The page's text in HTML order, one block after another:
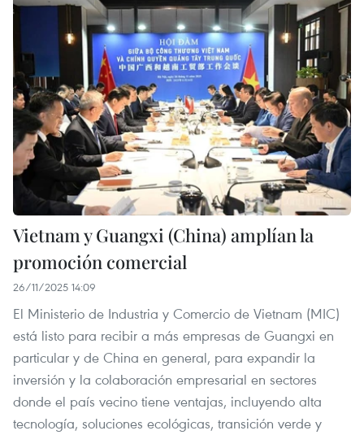
Vietnam y Guangxi (China) amplían la
promoción comercial
26/11/2025 14:09
El Ministerio de Industria y Comercio de Vietnam (MIC)
está listo para recibir a más empresas de Guangxi en
particular y de China en general, para expandir la
inversión y la colaboración empresarial en sectores
donde el país vecino tiene ventajas, incluyendo alta
tecnología, soluciones ecológicas, transición verde y